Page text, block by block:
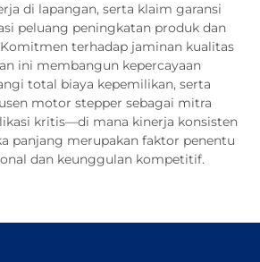
di lapangan, serta klaim garansi
peluang peningkatan produk dan
terhadap jaminan kualitas
ini membangun kepercayaan
total biaya kepemilikan, serta
motor stepper sebagai mitra
kritis—di mana kinerja konsisten
panjang merupakan faktor penentu
dan keunggulan kompetitif.